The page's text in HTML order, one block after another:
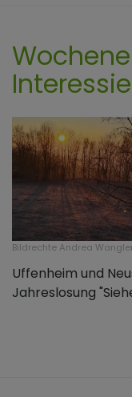
Bildrechte Andrea
Uffenheim und
Jahreslosung